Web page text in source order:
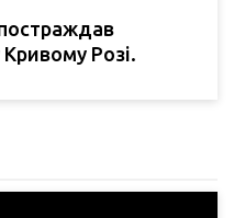
Розі.